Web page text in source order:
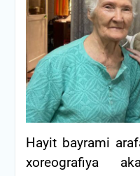
Hayit bayrami
xoreografiya